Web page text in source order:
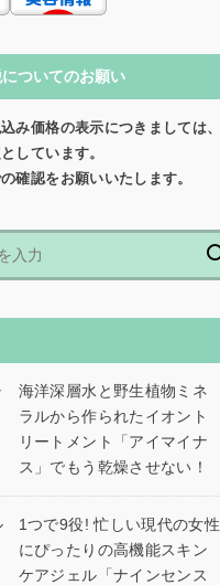
ついてのお願い
み価格の表示につきましては、
しています。
確認をお願いいたします。
海洋深層水と野生植物ミネ
ラルから作られたイオント
リートメント「アイマイナ
ス」でもう乾燥させない！
1つで9役! 忙しい現代の女性
にぴったりの高機能スキン
ケアジェル「ナインセンス